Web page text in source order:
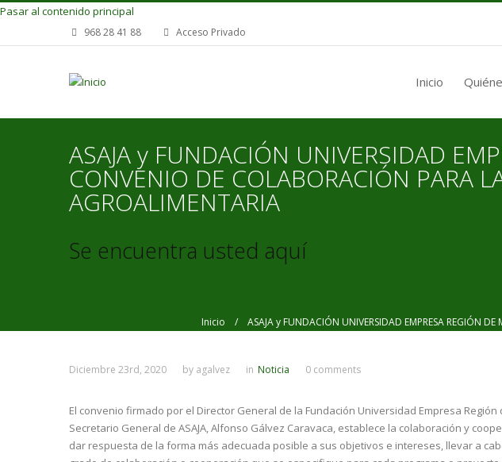
Pasar al contenido principal
968 28 41 88 Acceso Privado
Inicio
ASAJA y FUNDACIÓN UNIVERSIDAD
CONVENIO DE COLABORACIÓN PARA
AGROALIMENTARIA
Se encuentra usted aquí
Inicio / ASAJA y FUNDACIÓN UNIVERSIDAD EMPRESA REGIÓN
Diciembre 23rd, 2020 by agalvez in Noticia 0 comments
El convenio firmado por el Director General de la Fundación Universidad Empresa
Secretario General de ASAJA, Alfonso Gálvez Caravaca, establece la colaboración y
dar respuesta de la forma más adecuada posible a sus objetivos e intereses, llevar a